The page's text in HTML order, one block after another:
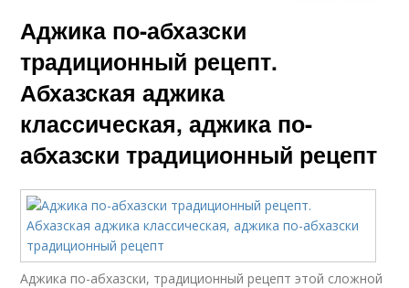
Вкусная аджика
Домашний аджика Аджики без варки
Острая аджика Настоящая аджика
Аджика по-абхазски
традиционный рецепт.
Абхазская аджика
классическая, аджика по-
абхазски традиционный рецепт
Аджика по-абхазски, традиционный рецепт этой сложной